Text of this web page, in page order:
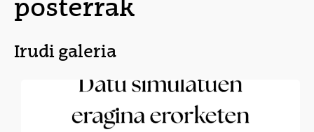
posterrak
Irudi galeria